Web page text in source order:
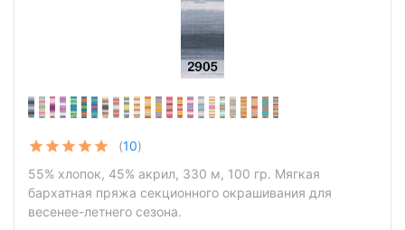
(10)
55% хлопок, 45% акрил, 330 м, 100 гр. Мягкая
бархатная пряжа секционного окрашивания для
весенее-летнего сезона.